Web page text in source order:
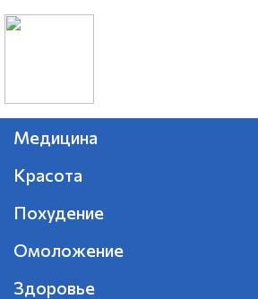
Медицина
Красота
Похудение
Омоложение
Здоровье